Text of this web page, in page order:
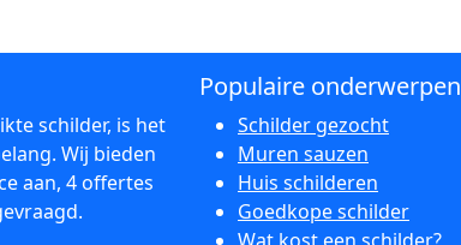
schilder, is het
Wij bieden
aan, 4 offertes
Populaire onderwerpen
Schilder gezocht
Muren sauzen
Huis schilderen
Goedkope schilder